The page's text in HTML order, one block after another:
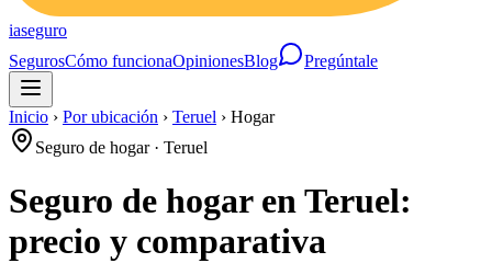
iaseguro
SegurosCómo funcionaOpinionesBlog Pregúntale
Inicio › Por ubicación › Teruel › Hogar
Seguro de hogar· Teruel
Seguro de hogar en Teruel:
precio y comparativa